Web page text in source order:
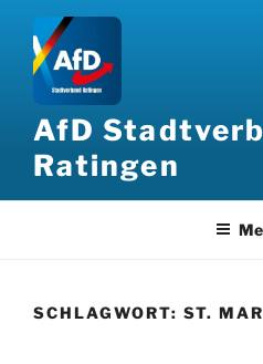
Inhalt
springen
AfD
Ratingen
SCHLAGWORT: ST.